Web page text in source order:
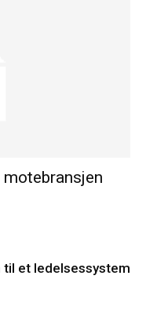
til et ledelsessystem